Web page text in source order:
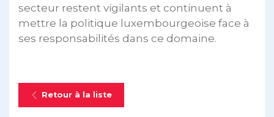
secteur restent vigilants et continuent à
mettre la politique luxembourgeoise face à
ses responsabilités dans ce domaine.
Retour à la liste